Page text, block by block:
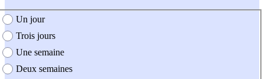
création de l'offre
Un jour
Trois jours
Une semaine
Deux semaines